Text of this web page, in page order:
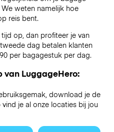
weten namelijk hoe
reis bent.
op, dan profiteer je van
dag betalen klanten
per bagagestuk per dag.
LuggageHero:
download je de
je al onze locaties bij jou